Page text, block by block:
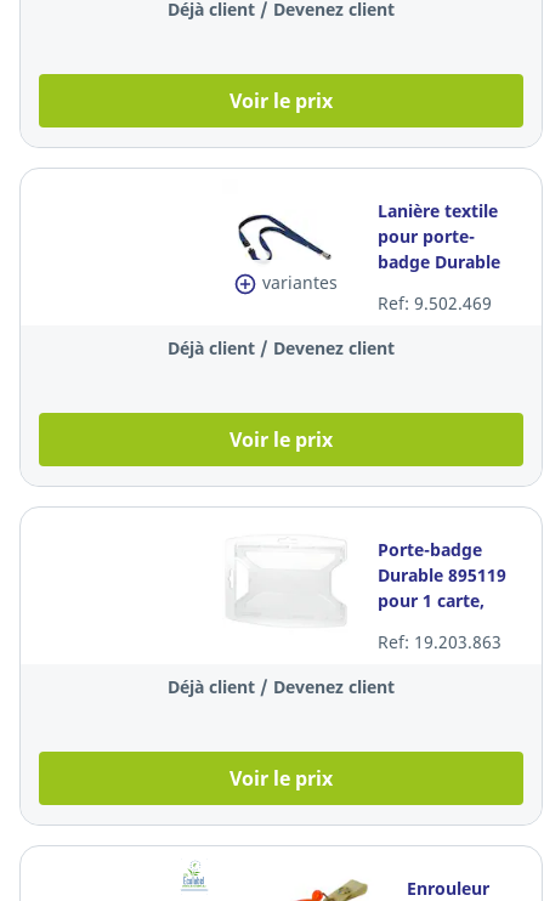
Déjà client / Devenez client
Voir le prix
variantes
Lanière textile
pour porte-
badge Durable
nuit, le paquet
de 10
Ref: 9.502.469
Déjà client / Devenez client
Voir le prix
Porte-badge
Durable 895119
pour 1 carte,
de 10
Ref: 19.203.863
Déjà client / Devenez client
Voir le prix
Enrouleur